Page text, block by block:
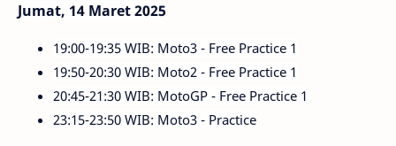
Jumat, 14 Maret 2025
19:00-19:35 WIB: Moto3 - Free Practice 1
19:50-20:30 WIB: Moto2 - Free Practice 1
20:45-21:30 WIB: MotoGP - Free Practice 1
23:15-23:50 WIB: Moto3 - Practice